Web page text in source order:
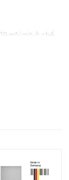
m³/giờ ở chế
LED
ngoài quay